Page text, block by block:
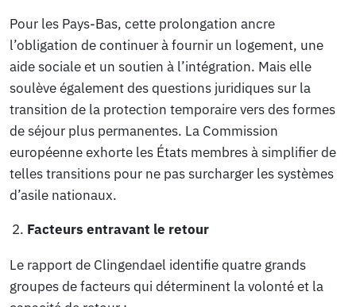
Pour les Pays-Bas, cette prolongation ancre
l’obligation de continuer à fournir un logement, une
aide sociale et un soutien à l’intégration. Mais elle
soulève également des questions juridiques sur la
transition de la protection temporaire vers des formes
de séjour plus permanentes. La Commission
européenne exhorte les États membres à simplifier de
telles transitions pour ne pas surcharger les systèmes
d’asile nationaux.
Facteurs entravant le retour
Le rapport de Clingendael identifie quatre grands
groupes de facteurs qui déterminent la volonté et la